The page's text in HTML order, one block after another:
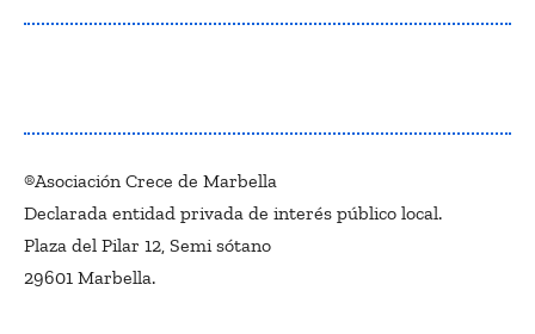
®Asociación Crece de Marbella
Declarada entidad privada de interés público local.
Plaza del Pilar 12, Semi sótano
29601 Marbella.